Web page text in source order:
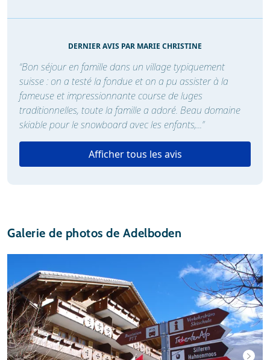
DERNIER AVIS PAR MARIE CHRISTINE
“Bon séjour en famille dans un village typiquement
suisse : on a testé la fondue et on a pu assister à la
fameuse et impressionnante course de luges
traditionnelles, toute la famille a adoré. Beau domaine
skiable pour le snowboard avec les enfants,...”
Afficher tous les avis
Galerie de photos de Adelboden